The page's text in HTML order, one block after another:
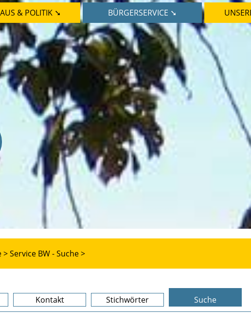
& POLITIK ➘ BÜRGERSERVICE ➘
>Service BW - Suche >
Kontakt Stichwörter Suche